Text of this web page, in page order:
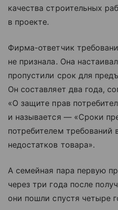
качества строительных
в проекте.
Фирма-ответчик
не признала. Она
пропустили срок для
Он составляет два года,
«О защите прав
и называется — «Сроки
потребителем требований
недостатков товара».
А семейная пара первую
через три года после
они пошли спустя четыре